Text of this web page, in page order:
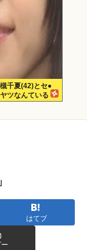
槻千夏(42)とセ●
ツなんている
はてブ